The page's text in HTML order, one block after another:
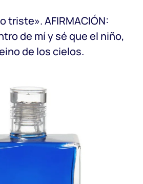
triste». AFIRMACIÓN:
de mí y sé que el niño,
de los cielos.